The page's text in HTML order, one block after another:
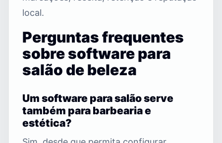
local.
Perguntas frequentes
sobre software para
salão de beleza
Um software para salão serve
também para barbearia e
estética?